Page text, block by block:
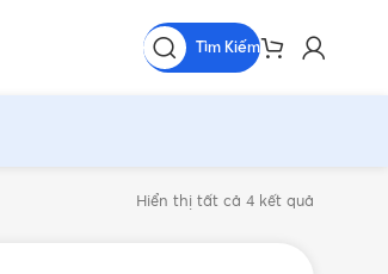
Tìm Kiếm
Hiển thị tất cả 4 kết quả